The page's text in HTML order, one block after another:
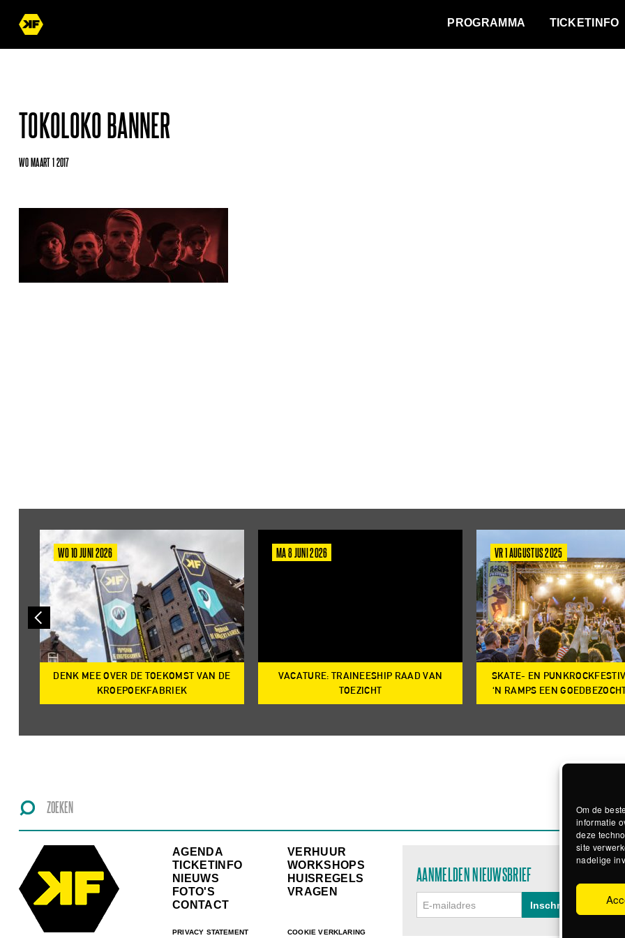
Om de
informatie
deze
site
nadelige
PROGRAMMA TICKETINFO
TOKOLOKO BANNER
WO MAART 1 2017
WO 10 JUNI 2026
DENK MEE OVER DE TOEKOMST VAN DE
KROEPOEKFABRIEK
MA 8 JUNI 2026
VACATURE: TRAINEESHIP RAAD VAN
TOEZICHT
VR 1 AUGUSTUS 2025
SKATE- EN
‘N RAMPS EEN
AGENDA
TICKETINFO
NIEUWS
FOTO'S
CONTACT
PRIVACY STATEMENT
VERHUUR
WORKSHOPS
HUISREGELS
VRAGEN
COOKIE VERKLARING
AANMELDEN NIEUWSBRIEF